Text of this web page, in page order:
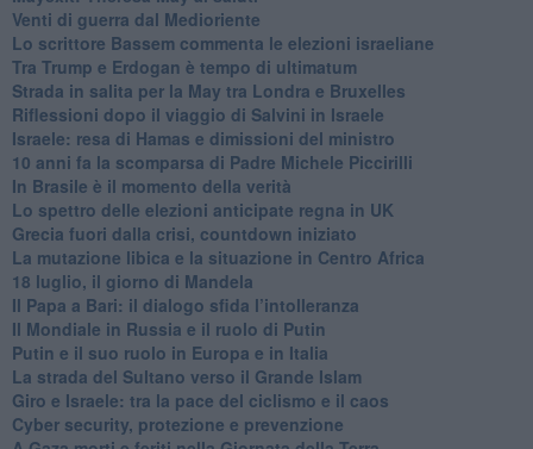
Venti di guerra dal Medioriente
Lo scrittore Bassem commenta le elezioni israeliane
Tra Trump e Erdogan è tempo di ultimatum
Strada in salita per la May tra Londra e Bruxelles
Riflessioni dopo il viaggio di Salvini in Israele
Israele: resa di Hamas e dimissioni del ministro
10 anni fa la scomparsa di Padre Michele Piccirilli
In Brasile è il momento della verità
Lo spettro delle elezioni anticipate regna in UK
Grecia fuori dalla crisi, countdown iniziato
La mutazione libica e la situazione in Centro Africa
18 luglio, il giorno di Mandela
Il Papa a Bari: il dialogo sfida l’intolleranza
Il Mondiale in Russia e il ruolo di Putin
Putin e il suo ruolo in Europa e in Italia
La strada del Sultano verso il Grande Islam
Giro e Israele: tra la pace del ciclismo e il caos
Cyber security, protezione e prevenzione